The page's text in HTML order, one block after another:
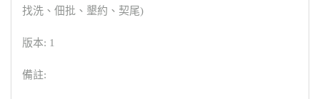
找洗、佃批、墾約、契尾)
版本: 1
備註: